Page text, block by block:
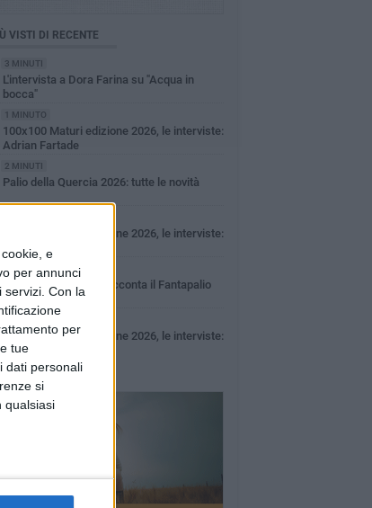
e
per annunci
Con la
per
tue
dati personali
si
qualsiasi
VISTI DI RECENTE
3 MINUTI
L'intervista a Dora Farina su "Acqua in
bocca"
1 MINUTO
100x100 Maturi edizione 2026, le interviste:
Adrian Fartade
2 MINUTI
Palio della Quercia 2026: tutte le novità
100x100 Maturi edizione 2026, le interviste:
Loredana Bianco
Elisabetta Capurso racconta il Fantapalio
100x100 Maturi edizione 2026, le interviste:
Giuseppe Maldera